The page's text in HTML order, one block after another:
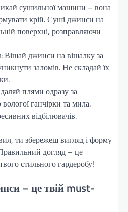
сушильної машини – вона
крій. Суші джинси на
поверхні, розправляючи
: Вішай джинси на вішалку за
заломів. Не складай їх
плями одразу за
ганчірки та мила.
відбілювачів.
ти збережеш вигляд і форму
догляд – це
стильного гардеробу!
– це твій must-